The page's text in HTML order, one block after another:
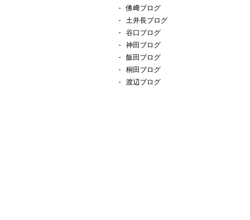
佛﨑ブログ
土井長ブログ
谷口ブログ
神田ブログ
飯田ブログ
桐田ブログ
渡辺ブログ